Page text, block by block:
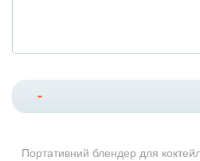
-
Портативний блендер для